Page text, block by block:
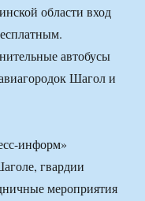
области вход
автобусы
Шагол и
информ»
гвардии
мероприятия